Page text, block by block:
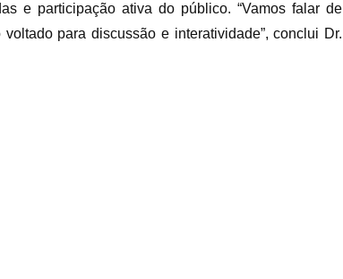
e participação ativa do público. “Vamos falar de
para discussão e interatividade”, conclui Dr.